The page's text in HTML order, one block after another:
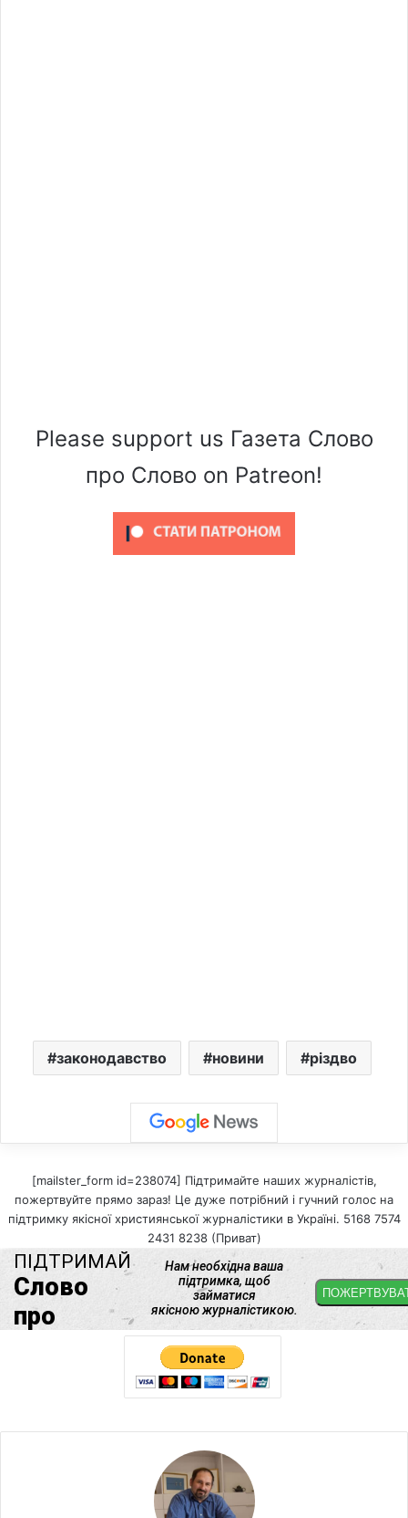
Please support us Газета Слово
про Слово on Patreon!
законодавство новини різдво
[mailster_form id=238074] Підтримайте наших журналістів,
пожертвуйте прямо зараз! Це дуже потрібний і гучний голос на
підтримку якісної християнської журналістики в Україні. 5168 7574
2431 8238 (Приват)